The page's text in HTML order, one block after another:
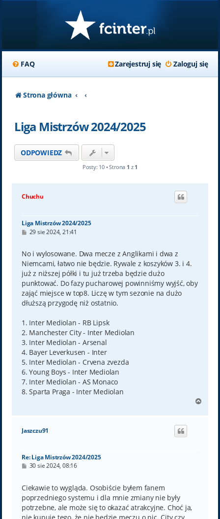
FAQ Zaloguj się
Zarejestruj się
Strona główna
Liga Mistrzów 2024/2025
ODPOWIEDZ
Posty: 10 • Strona 1 z 1
Chuchu
Liga Mistrzów 2024/2025
P
t
29 sie 2024, 21:41
No i wylosowane. Dwa mecze z Anglikami i dwa z
Niemcami, łatwo nie będzie. Rywale z koszyków 3. i 4.
już z niższej półki i tu już trzeba będzie dużo
punktować. Do fazy pucharowej powinniśmy wyjść, oby
zająć miejsce w top8. Liczę w tym sezonie na dużo
dłuższą przygodę niż ostatnio.
1. Inter Mediolan - RB Lipsk
2. Manchester City - Inter Mediolan
3. Inter Mediolan - Arsenal
4. Bayer Leverkusen - Inter
5. Inter Mediolan - Crvena zvezda
6. Young Boys - Inter Mediolan
7. Inter Mediolan - AS Monaco
8. Sparta Praga - Inter Mediolan
g
Jaszczu91
Re: Liga Mistrzów 2024/2025
P
t
30 sie 2024, 08:16
Ciekawie to wygląda. Osobiście byłem fanem
poprzedniego systemu i dla mnie zmiany nie były
potrzebne, ale może się to okazać atrakcyjne. Choć ja,
nie kupuje tego, że nie będzie meczu o nic. City czy